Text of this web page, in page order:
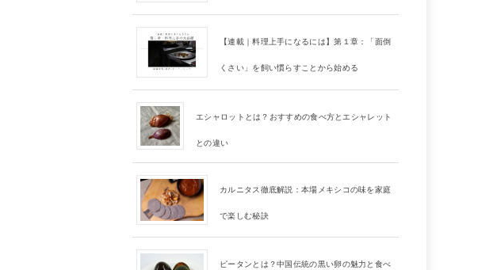
【連載｜料理上手になるには】第１章：「面倒
くさい」を飼い慣らすことから始める
エシャロットとは？おすすめの食べ方とエシャレット
との違い
カルニタス徹底解説：本場メキシコの味を家庭
で楽しむ秘訣
ピータンとは？中国伝統の黒い卵の魅力と食べ